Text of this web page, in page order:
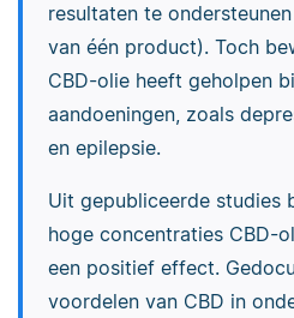
resultaten te
van één product). Toch
CBD-olie heeft geholpen
aandoeningen, zoals
en epilepsie.
Uit gepubliceerde studies
hoge concentraties CBD-
een positief effect.
voordelen van CBD in